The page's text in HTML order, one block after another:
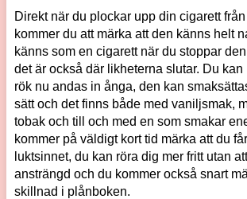
Direkt när du plockar upp din cigarett
kommer du att märka att den känns helt
känns som en cigarett när du stoppar
det är också där likheterna slutar. Du kan
rök nu andas in ånga, den kan
sätt och det finns både med vaniljsmak,
tobak och till och med en som smakar
kommer på väldigt kort tid märka att du
luktsinnet, du kan röra dig mer fritt utan
ansträngd och du kommer också snart
skillnad i plånboken.